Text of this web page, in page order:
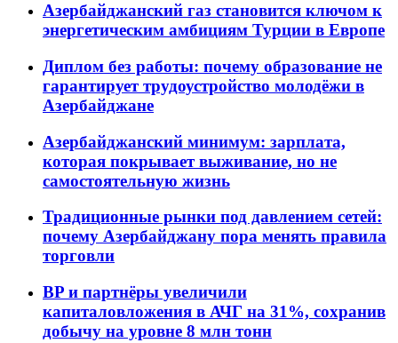
Азербайджанский газ становится ключом к
энергетическим амбициям Турции в Европе
Диплом без работы: почему образование не
гарантирует трудоустройство молодёжи в
Азербайджане
Азербайджанский минимум: зарплата,
которая покрывает выживание, но не
самостоятельную жизнь
Традиционные рынки под давлением сетей:
почему Азербайджану пора менять правила
торговли
BP и партнёры увеличили
капиталовложения в АЧГ на 31%, сохранив
добычу на уровне 8 млн тонн